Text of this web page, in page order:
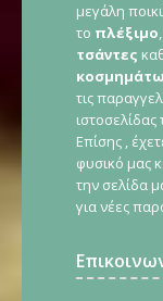
μεγάλη
το πλέξιμο
τσάντες
τις
Επίσης ,
φυσικό μας
την σελίδα
για νέες